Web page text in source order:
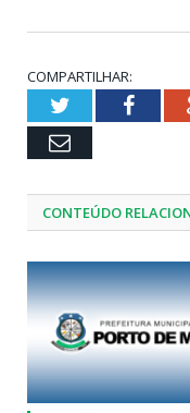
COMPARTILHAR:
Twitter
Email
CONTEÚDO